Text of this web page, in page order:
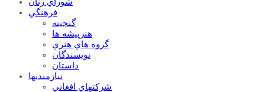
فرهنگي
گنجينه
هنرپيشه ها
گروه هاي هنري
نويسندگان
داستان
نيازمنديها
شرکتهاي افغاني